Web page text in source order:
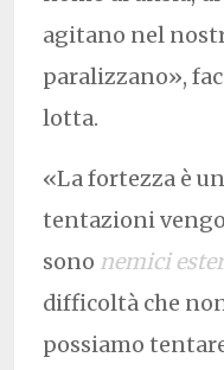
agitano nel
paralizzano»,
lotta.
«La fortezza è
tentazioni
sono nemici
difficoltà che
possiamo